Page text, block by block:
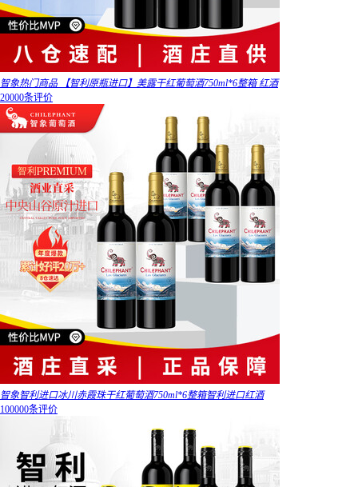
智象热门商品 【智利原瓶进口】美露干红葡萄酒750ml*6整箱 红酒
20000条评价
智象智利进口冰川赤霞珠干红葡萄酒750ml*6整箱智利进口红酒
100000条评价